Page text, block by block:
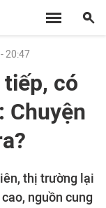
20:47
có
Chuyện
thị trường lại
nguồn cung